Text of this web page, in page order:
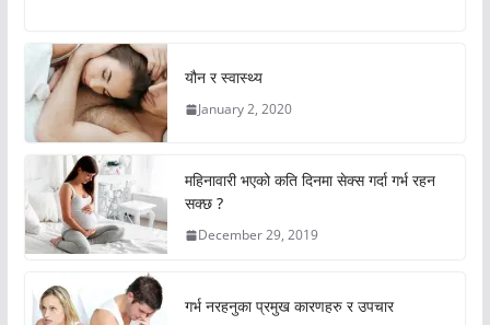
यौन र स्वास्थ्य
January 2, 2020
महिनावारी भएको कति दिनमा सेक्स गर्दा गर्भ रहन
सक्छ ?
December 29, 2019
गर्भ नरहनुका प्रमुख कारणहरु र उपचार